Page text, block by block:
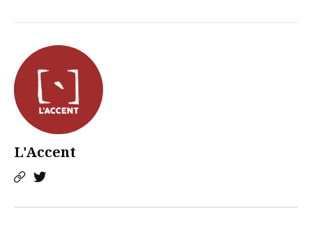
L'Accent